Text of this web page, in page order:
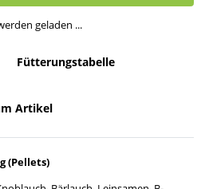
geladen ...
Fütterungstabelle
Artikel
(Pellets)